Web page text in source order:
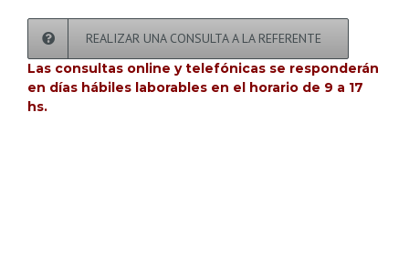
REALIZAR UNA CONSULTA A LA REFERENTE
Las consultas online y telefónicas se responderán
en días hábiles laborables en el horario de 9 a 17
hs.